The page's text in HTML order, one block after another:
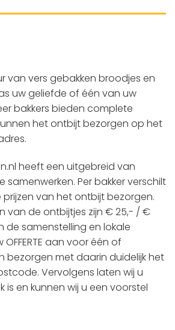
van vers gebakken broodjes en
uw geliefde of één van uw
bakkers bieden complete
het ontbijt bezorgen op het
heeft een uitgebreid van
samenwerken. Per bakker verschilt
van het ontbijt bezorgen.
van de ontbijtjes zijn € 25,- / €
de samenstelling en lokale
aan voor één of
bezorgen met daarin duidelijk het
Vervolgens laten wij u
is en kunnen wij u een voorstel